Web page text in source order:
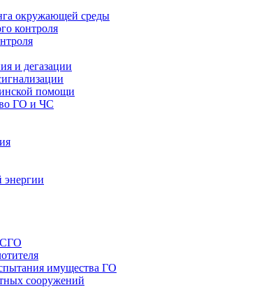
окружающей среды
контроля
и дегазации
помощи
ГО и ЧС
энергии
имущества ГО
сооружений